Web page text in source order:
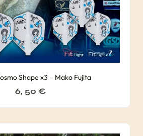
Shape x3 – Mako Fujita
6, 50 €